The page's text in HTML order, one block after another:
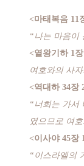
<마태복음 11
“나는 마음이
<열왕기하 1
여호와의 사
<역대하 34장
“너희는 가서
였으므로 여
<이사야 45장
“이스라엘의